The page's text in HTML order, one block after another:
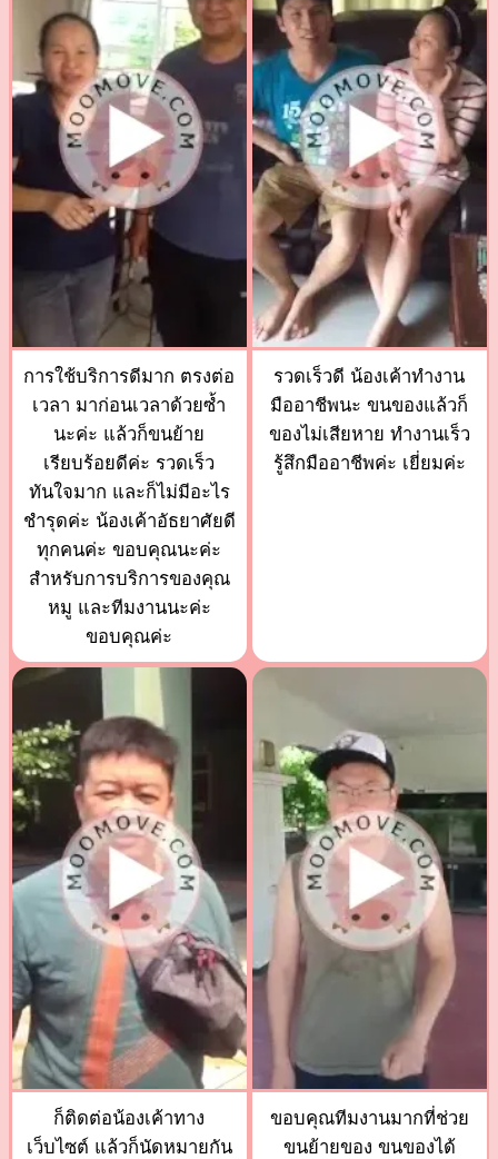
การใช้บริการดีมาก ตรงต่อ
เวลา มาก่อนเวลาด้วยซ้ำ
นะค่ะ แล้วก็ขนย้าย
เรียบร้อยดีค่ะ รวดเร็ว
ทันใจมาก และก็ไม่มีอะไร
ชำรุดค่ะ น้องเค้าอัธยาศัยดี
ทุกคนค่ะ ขอบคุณนะค่ะ
สำหรับการบริการของคุณ
หมู และทีมงานนะค่ะ
ขอบคุณค่ะ
รวดเร็วดี น้องเค้าทำงาน
มืออาชีพนะ ขนของแล้วก็
ของไม่เสียหาย ทำงานเร็ว
รู้สึกมืออาชีพค่ะ เยี่ยมค่ะ
ก็ติดต่อน้องเค้าทาง
เว็บไซต์ แล้วก็นัดหมายกัน
ขอบคุณทีมงานมากที่ช่วย
ขนย้ายของ ขนของได้